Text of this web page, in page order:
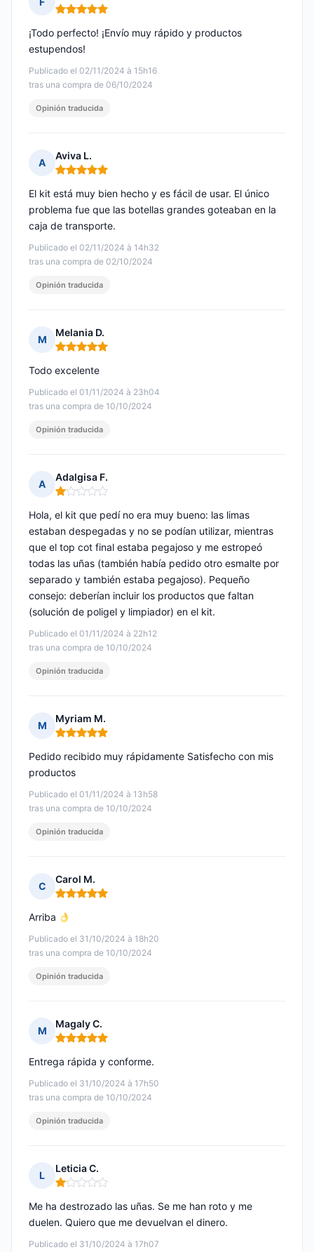
Nota: 5 de 5
Publicado el 02/11/2024 à 15h16
tras una compra de 06/10/2024
¡Todo perfecto! ¡Envío muy rápido y productos
estupendos!
Opinión traducida
A
Aviva L.
Nota: 5 de 5
Publicado el 02/11/2024 à 14h32
tras una compra de 02/10/2024
El kit está muy bien hecho y es fácil de usar. El único
problema fue que las botellas grandes goteaban en la
caja de transporte.
Opinión traducida
M
Melania D.
Nota: 5 de 5
Publicado el 01/11/2024 à 23h04
tras una compra de 10/10/2024
Todo excelente
Opinión traducida
A
Adalgisa F.
Nota: 1 de 5
Publicado el 01/11/2024 à 22h12
tras una compra de 10/10/2024
Hola, el kit que pedí no era muy bueno: las limas
estaban despegadas y no se podían utilizar, mientras
que el top cot final estaba pegajoso y me estropeó
todas las uñas (también había pedido otro esmalte por
separado y también estaba pegajoso). Pequeño
consejo: deberían incluir los productos que faltan
(solución de poligel y limpiador) en el kit.
Opinión traducida
M
Myriam M.
Nota: 5 de 5
Publicado el 01/11/2024 à 13h58
tras una compra de 10/10/2024
Pedido recibido muy rápidamente Satisfecho con mis
productos
Opinión traducida
C
Carol M.
Nota: 5 de 5
Publicado el 31/10/2024 à 18h20
tras una compra de 10/10/2024
Arriba
Opinión traducida
M
Magaly C.
Nota: 5 de 5
Publicado el 31/10/2024 à 17h50
tras una compra de 10/10/2024
Entrega rápida y conforme.
Opinión traducida
L
Leticia C.
Nota: 1 de 5
Publicado el 31/10/2024 à 17h07
Me ha destrozado las uñas. Se me han roto y me
duelen. Quiero que me devuelvan el dinero.